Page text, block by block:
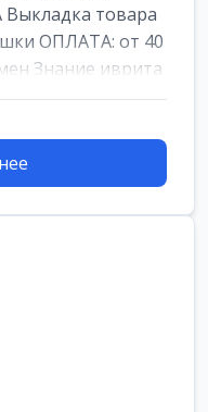
товара
ОПЛАТА: от 40
Знание иврита